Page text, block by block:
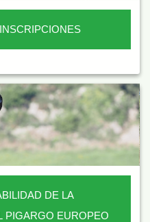
DE LA
PIGARGO EUROPEO